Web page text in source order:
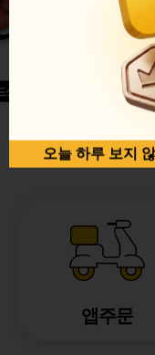
글윙
앱주문
오늘 하루 보지 않